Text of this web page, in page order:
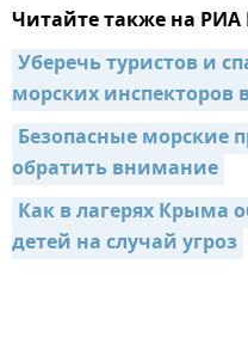
Читайте также на
Уберечь туристов и
морских инспекторов
Безопасные морские
обратить внимание
Как в лагерях Крыма
детей на случай угроз